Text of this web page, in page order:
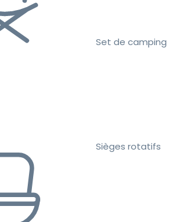
Set de camping
Sièges rotatifs